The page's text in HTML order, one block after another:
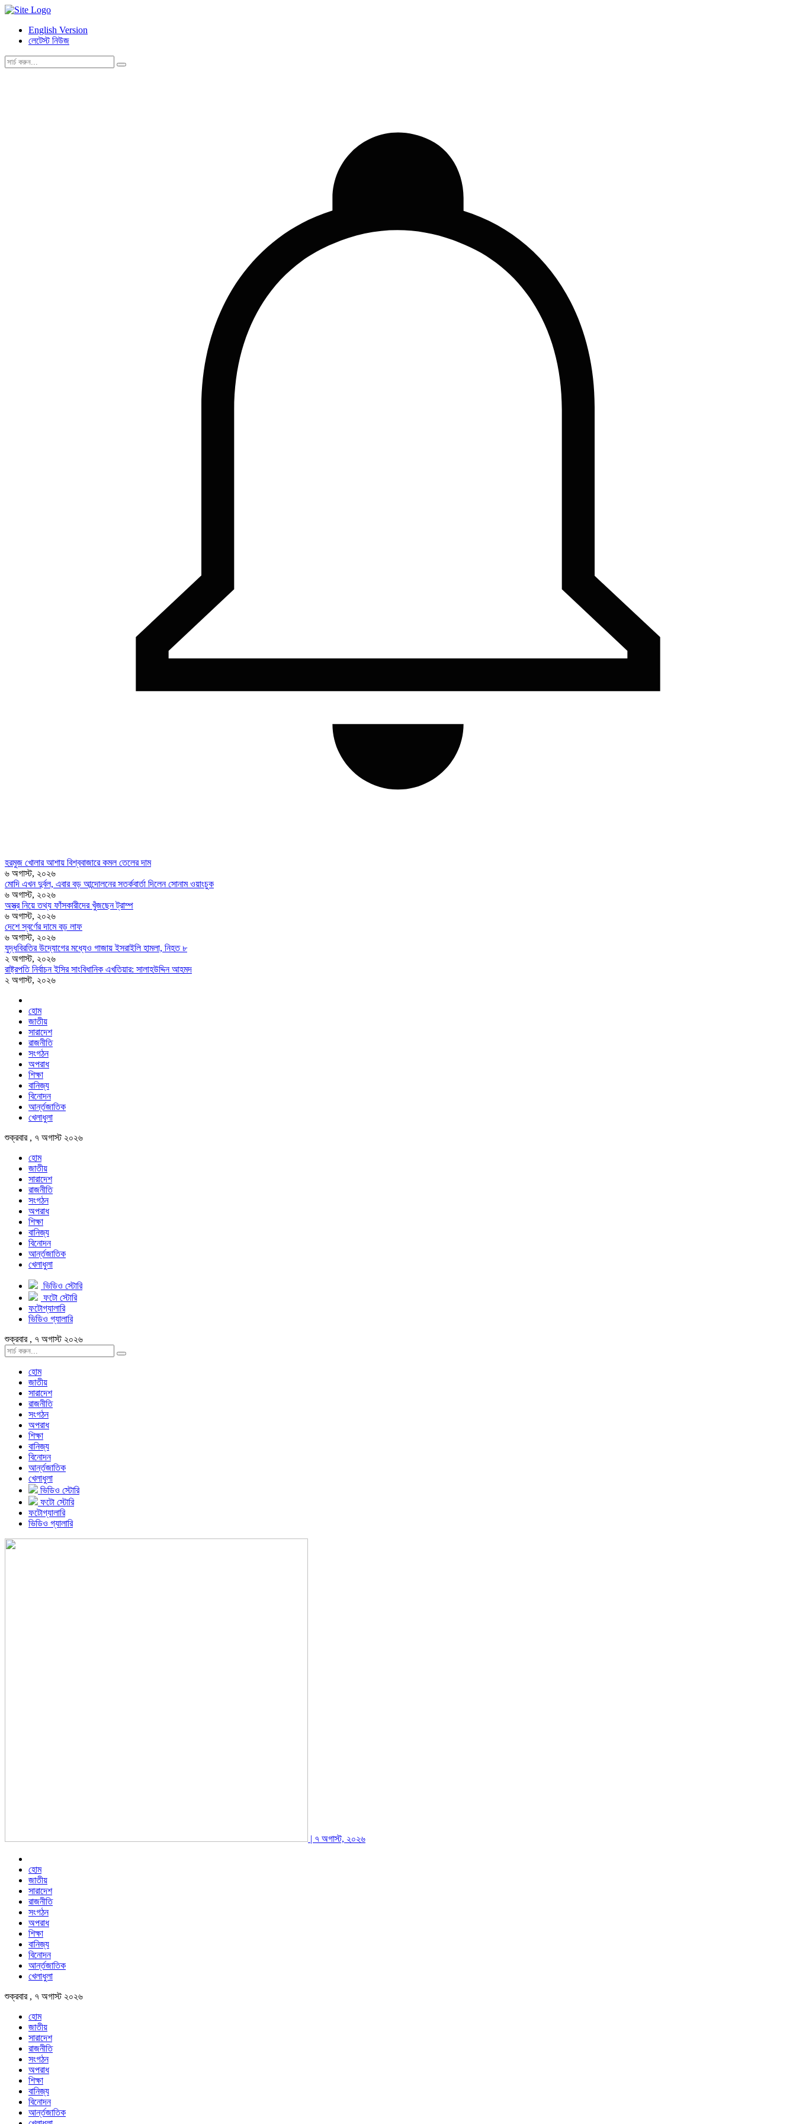
English Version
লেটেস্ট নিউজ
হরমুজ খোলার আশায় বিশ্ববাজারে কমল তেলের দাম
৬ অগাস্ট, ২০২৬
মোদি এখন দুর্বল, এবার বড় আন্দোলনের সতর্কবার্তা দিলেন সোনাম ওয়াংচুক
৬ অগাস্ট, ২০২৬
অস্ত্র নিয়ে তথ্য ফাঁসকারীদের খুঁজছেন ট্রাম্প
৬ অগাস্ট, ২০২৬
দেশে স্বর্ণের দামে বড় লাফ
৬ অগাস্ট, ২০২৬
যুদ্ধবিরতির উদ্যোগের মধ্যেও গাজায় ইসরাইলি হামলা, নিহত ৮
২ অগাস্ট, ২০২৬
রাষ্ট্রপতি নির্বাচন ইসির সাংবিধানিক এখতিয়ার: সালাহউদ্দিন আহমদ
২ অগাস্ট, ২০২৬
হোম
জাতীয়
সারাদেশ
রাজনীতি
সংগঠন
অপরাধ
শিক্ষা
বানিজ্য
বিনোদন
আর্ন্তজাতিক
খেলাধুলা
শুক্রবার , ৭ অগাস্ট ২০২৬
হোম
জাতীয়
সারাদেশ
রাজনীতি
সংগঠন
অপরাধ
শিক্ষা
বানিজ্য
বিনোদন
আর্ন্তজাতিক
খেলাধুলা
ভিডিও স্টোরি
ফটো স্টোরি
ফটোগ্যালারি
ভিডিও গ্যালারি
শুক্রবার , ৭ অগাস্ট ২০২৬
হোম
জাতীয়
সারাদেশ
রাজনীতি
সংগঠন
অপরাধ
শিক্ষা
বানিজ্য
বিনোদন
আর্ন্তজাতিক
খেলাধুলা
ভিডিও স্টোরি
ফটো স্টোরি
ফটোগ্যালারি
ভিডিও গ্যালারি
| ৭ অগাস্ট, ২০২৬
হোম
জাতীয়
সারাদেশ
রাজনীতি
সংগঠন
অপরাধ
শিক্ষা
বানিজ্য
বিনোদন
আর্ন্তজাতিক
খেলাধুলা
শুক্রবার , ৭ অগাস্ট ২০২৬
হোম
জাতীয়
সারাদেশ
রাজনীতি
সংগঠন
অপরাধ
শিক্ষা
বানিজ্য
বিনোদন
আর্ন্তজাতিক